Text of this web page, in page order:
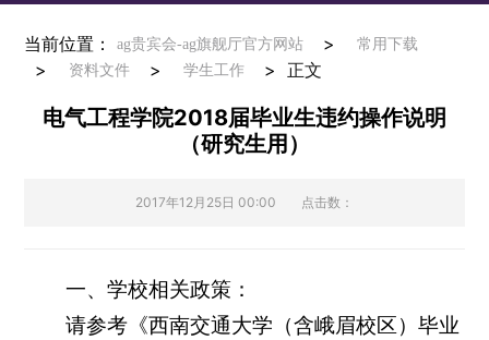
当前位置： ag贵宾会-ag旗舰厅官方网站 >常用下载
> 资料文件 >学生工作 > 正文
电气工程学院2018届毕业生违约操作说明
（研究生用）
2017年12月25日 00:00 点击数：
一、学校相关政策：
请参考《西南交通大学（含峨眉校区）毕业